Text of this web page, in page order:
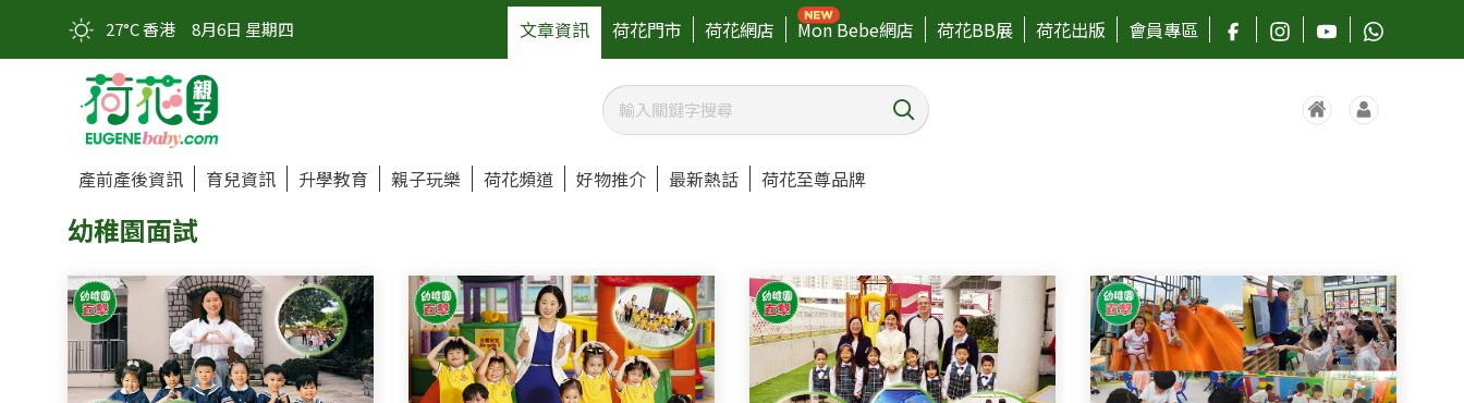
27°C 香港 8月6日 星期四 文章資訊 荷花門市 荷花網店 Mon Bebe網店 荷花BB展 荷花出版 會員專區
產前產後資訊 育兒資訊 升學教育 親子玩樂 荷花頻道 好物推介 最新熱話 荷花至尊品牌
幼稚園面試